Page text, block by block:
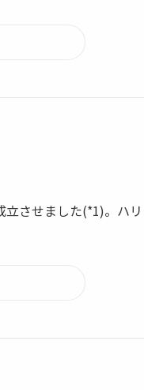
させました(*1)。ハリ